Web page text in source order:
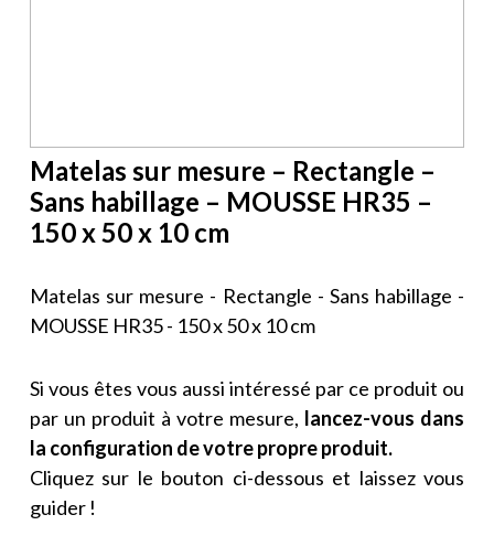
Matelas sur mesure – Rectangle –
Sans habillage – MOUSSE HR35 –
150 x 50 x 10 cm
Matelas sur mesure - Rectangle - Sans habillage -
MOUSSE HR35 - 150 x 50 x 10 cm
Si vous êtes vous aussi intéressé par ce produit ou
par un produit à votre mesure, lancez-vous dans
la configuration de votre propre produit.
Cliquez sur le bouton ci-dessous et laissez vous
guider !